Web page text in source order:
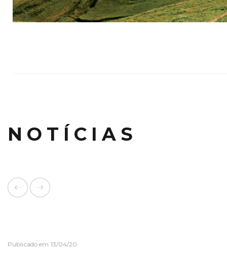
NOTÍCIAS
Publicado em 13/04/20